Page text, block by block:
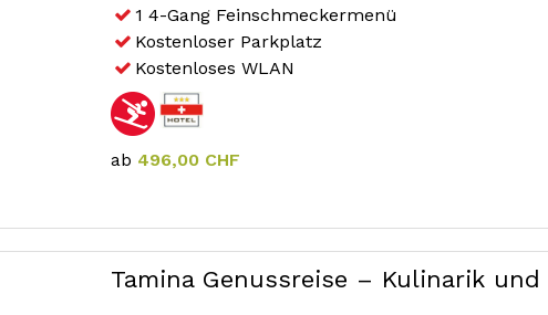
1 4-Gang Feinschmeckermenü
Kostenloser Parkplatz
Kostenloses WLAN
ab 496,00 CHF
Tamina Genussreise – Kulinarik